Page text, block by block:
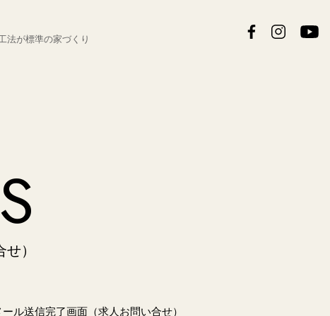
法が標準の家づくり
）
ール送信完了画面（求人お問い合せ）